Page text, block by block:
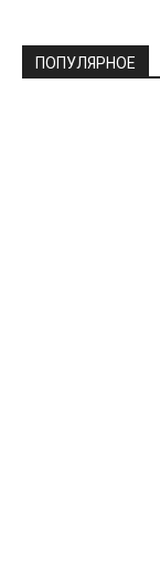
ПОПУЛЯРНОЕ